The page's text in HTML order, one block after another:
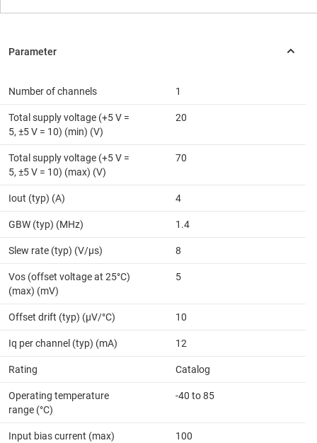
Number of channels 1
Total supply voltage (+5 V =
5, ±5 V = 10) (min) (V)
20
Total supply voltage (+5 V =
5, ±5 V = 10) (max) (V)
70
Iout (typ) (A) 4
GBW (typ) (MHz) 1.4
Slew rate (typ) (V/µs) 8
Vos (offset voltage at 25°C)
(max) (mV)
5
Offset drift (typ) (µV/°C) 10
Iq per channel (typ) (mA) 12
Rating Catalog
Operating temperature
range (°C)
-40 to 85
Input bias current (max)
100